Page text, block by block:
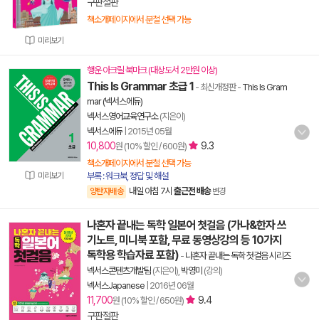
미리보기
책소개페이지에서 분철 선택 가능
미리보기
행운 아크릴 북마크 (대상도서 2만원 이상)
This Is Grammar 초급 1 - 최신개정판- This Is Gram
mar (넥서스에듀)
넥서스영어교육연구소(지은이)
넥서스에듀| 2015년 05월
10,800원 (10% 할인 / 600원) 9.3
책소개페이지에서 분철 선택 가능
부록 : 워크북, 정답 및 해설
양탄자배송 내일 아침 7시 출근전 배송 변경
나혼자 끝내는 독학 일본어 첫걸음 (가나&한자 쓰
기노트, 미니북 포함, 무료 동영상강의 등 10가지
독학용 학습자료 포함) - 나혼자 끝내는 독학 첫걸음 시리즈
넥서스콘텐츠개발팀 (지은이), 박영미 (강의)
넥서스Japanese 2016년 06월
11,700원 (10% 할인 / 650원)
9.4
구판절판